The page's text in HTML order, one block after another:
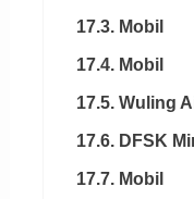
17.3. Mobil
17.4. Mobil
17.5. Wuling
17.6. DFSK
17.7. Mobil